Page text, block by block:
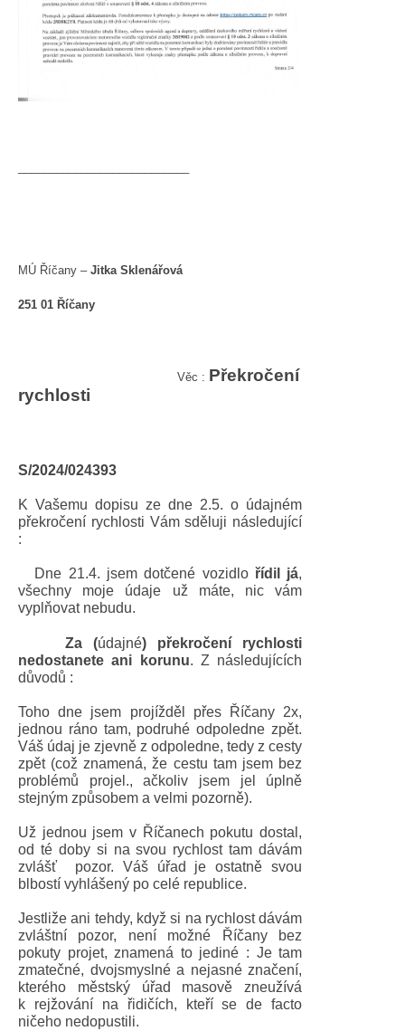
MÚ Říčany – Jitka Sklenářová
251 01 Říčany
Věc : Překročení
rychlosti
S/2024/024393
K Vašemu dopisu ze dne 2.5. o údajném
překročení rychlosti Vám sděluji následující
:
Dne 21.4. jsem dotčené vozidlo řídil já,
všechny moje údaje už máte, nic vám
vyplňovat nebudu.
Za (údajné) překročení rychlosti
nedostanete ani korunu. Z následujících
důvodů :
Toho dne jsem projížděl přes Říčany 2x,
jednou ráno tam, podruhé odpoledne zpět.
Váš údaj je zjevně z odpoledne, tedy z cesty
zpět (což znamená, že cestu tam jsem bez
problémů projel., ačkoliv jsem jel úplně
stejným způsobem a velmi pozorně).
Už jednou jsem v Říčanech pokutu dostal,
od té doby si na svou rychlost tam dávám
zvlášť pozor. Váš úřad je ostatně svou
blbostí vyhlášený po celé republice.
Jestliže ani tehdy, když si na rychlost dávám
zvláštní pozor, není možné Říčany bez
pokuty projet, znamená to jediné : Je tam
zmatečné, dvojsmyslné a nejasné značení,
kterého městský úřad masově zneužívá
k rejžování na řidičích, kteří se de facto
ničeho nedopustili.